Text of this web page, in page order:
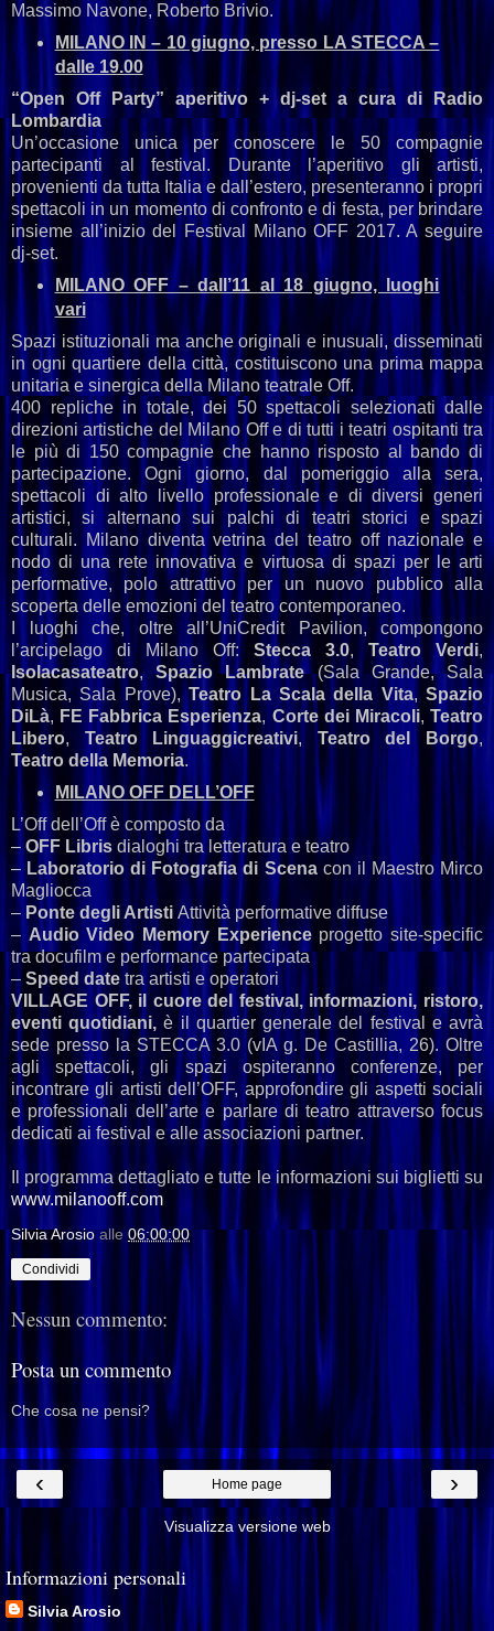
Massimo Navone, Roberto Brivio.
MILANO IN – 10 giugno, presso LA STECCA –
dalle 19.00
“Open Off Party” aperitivo + dj-set a cura di Radio
Lombardia
Un’occasione unica per conoscere le 50 compagnie
partecipanti al festival. Durante l’aperitivo gli artisti,
provenienti da tutta Italia e dall’estero, presenteranno i propri
spettacoli in un momento di confronto e di festa, per brindare
insieme all’inizio del Festival Milano OFF 2017. A seguire
dj-set.
MILANO OFF – dall’11 al 18 giugno, luoghi
vari
Spazi istituzionali ma anche originali e inusuali, disseminati
in ogni quartiere della città, costituiscono una prima mappa
unitaria e sinergica della Milano teatrale Off.
400 repliche in totale, dei 50 spettacoli selezionati dalle
direzioni artistiche del Milano Off e di tutti i teatri ospitanti tra
le più di 150 compagnie che hanno risposto al bando di
partecipazione. Ogni giorno, dal pomeriggio alla sera,
spettacoli di alto livello professionale e di diversi generi
artistici, si alternano sui palchi di teatri storici e spazi
culturali. Milano diventa vetrina del teatro off nazionale e
nodo di una rete innovativa e virtuosa di spazi per le arti
performative, polo attrattivo per un nuovo pubblico alla
scoperta delle emozioni del teatro contemporaneo.
I luoghi che, oltre all’UniCredit Pavilion, compongono
l’arcipelago di Milano Off: Stecca 3.0, Teatro Verdi,
Isolacasateatro,Spazio Lambrate(Sala Grande, Sala
Musica, Sala Prove),Teatro La Scala della Vita, Spazio
DiLà, FE Fabbrica Esperienza, Corte dei Miracoli,Teatro
Libero, Teatro Linguaggicreativi, Teatro del Borgo,
Teatro della Memoria.
MILANO OFF DELL’OFF
L’Off dell’Off è composto da
– OFF Libris dialoghi tra letteratura e teatro
– Laboratorio di Fotografia di Scenacon il Maestro Mirco
Magliocca
– Ponte degli Artisti Attività performative diffuse
– AudioVideo Memory Experienceprogetto site-specific
tra docufilm e performance partecipata
– Speed date tra artisti e operatori
VILLAGE OFF, il cuore del festival, informazioni, ristoro,
eventi quotidiani,è il quartier generale del festival e avrà
sede presso la STECCA 3.0 (vIA g. De Castillia, 26). Oltre
agli spettacoli, gli spazi ospiteranno conferenze, per
incontrare gli artisti dell’OFF, approfondire gli aspetti sociali
e professionali dell’arte e parlare di teatro attraverso focus
dedicati ai festival e alle associazioni partner.
Il programma dettagliato e tutte le informazioni sui biglietti su
www.milanooff.com
Silvia Arosio alle06:00:00
Condividi
Nessun commento:
Posta un commento
Che cosa ne pensi?
‹ ›
Home page
Visualizza versione web
Informazioni personali
Silvia Arosio